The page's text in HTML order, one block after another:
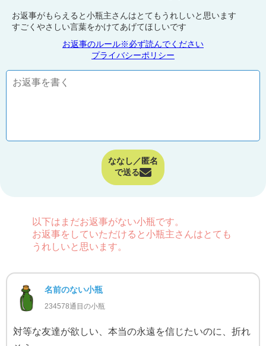
お返事がもらえると小瓶主さんはとてもうれしいと思います
すごくやさしい言葉をかけてあげてほしいです
お返事のルール※必ず読んでください
プライバシーポリシー
ななし／匿名
で送る
以下はまだお返事がない小瓶です。
お返事をしていただけると小瓶主さんはとても
うれしいと思います。
名前のない小瓶
234578通目の小瓶
対等な友達が欲しい、本当の永遠を信じたいのに、折れ